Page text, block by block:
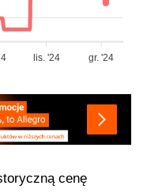
lis. '24 gr. '24
cenę